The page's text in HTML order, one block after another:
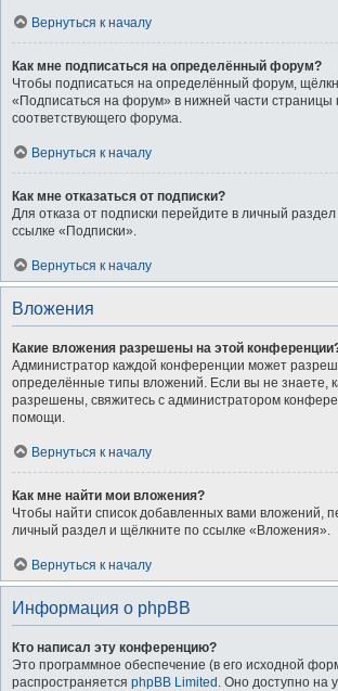
Вернуться к началу
Как мне подписаться на определённый форум?
Чтобы подписаться на определённый форум,
«Подписаться на форум» в нижней части страницы
соответствующего форума.
Вернуться к началу
Как мне отказаться от подписки?
Для отказа от подписки перейдите в личный
ссылке «Подписки».
Вернуться к началу
Вложения
Какие вложения разрешены на этой
Администратор каждой конференции может
определённые типы вложений. Если вы не знаете,
разрешены, свяжитесь с администратором
помощи.
Вернуться к началу
Как мне найти мои вложения?
Чтобы найти список добавленных вами вложений,
личный раздел и щёлкните по ссылке «Вложения».
Вернуться к началу
Информация о phpBB
Кто написал эту конференцию?
Это программное обеспечение (в его исходной
распространяется phpBB Limited . Оно доступно на